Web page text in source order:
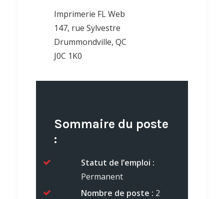
Imprimerie FL Web
147, rue Sylvestre
Drummondville, QC
J0C 1K0
Sommaire du poste
:
Statut de l’emploi :
Permanent
Nombre de poste : 2